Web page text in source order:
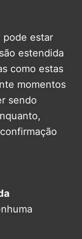
pode estar
estendida
como estas
momentos
sendo